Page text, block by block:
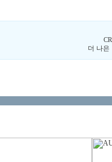
더 나은